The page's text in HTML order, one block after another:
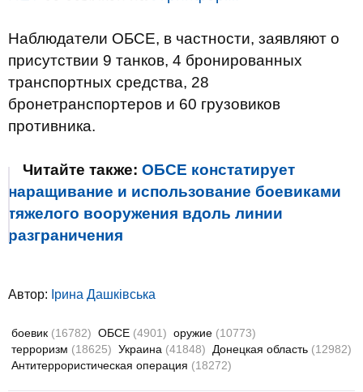
Наблюдатели ОБСЕ, в частности, заявляют о
присутствии 9 танков, 4 бронированных
транспортных средства, 28
бронетранспортеров и 60 грузовиков
противника.
Читайте также: ОБСЕ констатирует
наращивание и использование боевиками
тяжелого вооружения вдоль линии
разграничения
Автор: Ірина Дашківська
боевик (16782) ОБСЕ (4901) оружие (10773)
терроризм (18625) Украина (41848) Донецкая область (12982)
Антитеррористическая операция (18272)